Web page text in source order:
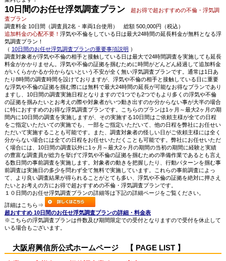
10日間のお任せ浮気調査プラン
超お得で超おすすめの不倫・浮気調
査プラン
調査料金 10日間（調査員2名・車両1台使用） 総額 500,000円（税込）
追加料金の心配不要！ 浮気や不倫をしている日は最大24時間の延長料金が無料となる浮
気調査プラン！
（ 10日間のお任せ浮気調査プランの重要事項説明 ）
調査対象者が浮気や不倫の相手と接触している日は最大で24時間調査を実施しても延長
料金がかかりません。浮気や不倫の証拠を掴むために時間がどんどん経過して追加料金
がいくらかかるか分からないという不安が全く無い浮気調査プランです。通常は1日あ
たり8時間の調査時間を設けておりますが、浮気や不倫の相手と接触している日に重要
な浮気や不倫の証拠を掴む際には無料で最大24時間の延長が可能なお得なプランであり
ますし、10日間の調査実施日程となりますので1つでも2つでもより多くの浮気や不倫
の証拠を掴みたいとお考えの際や対象者がいつ動き出すのか分からない事が大半の場合
に特におすすめのお得な浮気調査プランです。こちらのプランは1ヶ月～最大2ヶ月の期
間内に10日間の調査を実施しますが、その実施する10日間はご依頼主様が全ての日程
をご指定いただいての実施でも、一部をご指定いただいて、他の日程を弊社にお任せい
ただいて実施することも可能です。また、調査対象者の怪しい日がご依頼主様には全く
分からない場合には全ての日程をお任せいただくことも可能です。弊社にお任せいただ
く場合には、10日間の調査以外に1ヶ月～最大2ヶ月の期間の当初の期間に経験と実績
の豊富な調査員が総力を挙げて浮気や不倫の証拠を掴むための準備作業であるとも言え
る数日間の事前調査を実施します。対象者の動きを把握したり、行動パターンを掴む事
前調査は実施日の多少を問わず全て無料で実施しています。これらの事前調査によっ
て、より良い調査結果が得られることがとても多い、浮気や不倫の証拠を絶対に押さえ
たいとお考えの方にお得で超おすすめの不倫・浮気調査プランです。
１０日間のお任せ浮気調査プランの詳細等は下記の詳細ページをご覧ください。
詳細はこちら⇒
超おすすめ 10日間のお任せ浮気調査プランの詳細・料金表
※こちらの浮気調査プランは件数及び期間限定での受付となりますので受付を休止して
いる場合もございます。
大阪府興信所公式ホームページ 【 PAGE LIST 】